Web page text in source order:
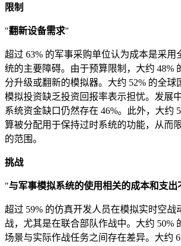
限制
"翻新设备需求"
超过 63% 的军事采购单位认为成本是采用
统的主要障碍。由于预算限制，大约 48%
分升级或翻新的模拟器。大约 52% 的全球
模拟投资缺乏投资回报率表示担忧。发展
系统资金缺口仍然存在 46%。此外，大约
算被分配用于保持过时系统的功能，从而
的范围。
挑战
"与军事模拟系统的使用相关的成本和支出
超过 59% 的仿真开发人员在模拟实时空战
战，尤其是在联合部队作战中。大约 50%
场景与实际作战任务之间存在差异。大约